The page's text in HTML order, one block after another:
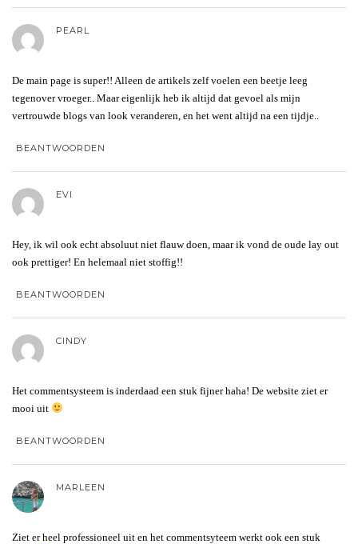
PEARL
De main page is super!! Alleen de artikels zelf voelen een beetje leeg
tegenover vroeger.. Maar eigenlijk heb ik altijd dat gevoel als mijn
vertrouwde blogs van look veranderen, en het went altijd na een tijdje..
BEANTWOORDEN
EVI
Hey, ik wil ook echt absoluut niet flauw doen, maar ik vond de oude lay out
ook prettiger! En helemaal niet stoffig!!
BEANTWOORDEN
CINDY
Het commentsysteem is inderdaad een stuk fijner haha! De website ziet er
mooi uit
BEANTWOORDEN
MARLEEN
Ziet er heel professioneel uit en het commentsyteem werkt ook een stuk